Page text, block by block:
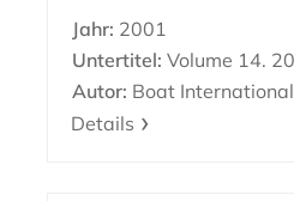
Jahr: 2001
Untertitel: Volume 14.
Autor: Boat
Details